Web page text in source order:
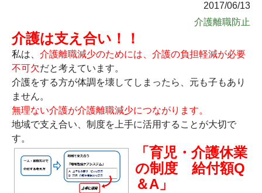
2017/06/13
介護離職防止
介護は支え合い！！
私は、介護離職減少のためには、介護の負担軽減が必要
不可欠だと考えています。
介護をする方が体調を壊してしまったら、元も子もあり
ません。
無理ない介護が介護離職減少につながります。
地域で支え合い、制度を上手に活用することが大切で
す。
「育児・介護休業
の制度 給付額Q
＆A」